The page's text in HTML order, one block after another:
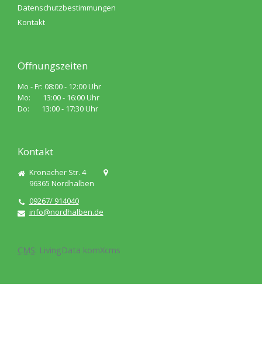
Datenschutzbestimmungen
Kontakt
Öffnungszeiten
Mo - Fr: 08:00 - 12:00 Uhr
Mo: 13:00 - 16:00 Uhr
Do: 13:00 - 17:30 Uhr
Kontakt
Kronacher Str. 4
96365 Nordhalben
09267/ 914040
info@nordhalben.de
CMS: LivingData komXcms